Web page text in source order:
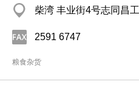
柴湾 丰业街4号志同昌
2591 6747
粮食杂货